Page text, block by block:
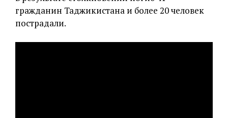
гражданин Таджикистана и более 20 человек
пострадали.